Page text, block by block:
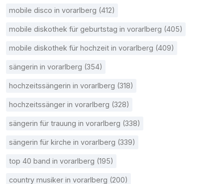
mobile disco in vorarlberg (412)
mobile diskothek für geburtstag in vorarlberg (405)
mobile diskothek für hochzeit in vorarlberg (409)
sängerin in vorarlberg (354)
hochzeitssängerin in vorarlberg (318)
hochzeitssänger in vorarlberg (328)
sängerin für trauung in vorarlberg (338)
sängerin für kirche in vorarlberg (339)
top 40 band in vorarlberg (195)
country musiker in vorarlberg (200)